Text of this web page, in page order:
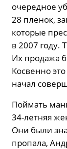
очередное
28 пленок,
которые
в 2007 году.
Их продажа
Косвенно
начал
Поймать
34-летняя
Они были
пропала,